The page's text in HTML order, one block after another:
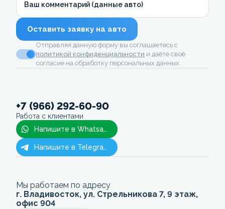
Ваш комментарий (данные авто)
Оставить заявку на авто
Отправляя данную форму вы соглашаетесь с
политикой конфиденциальности и даёте своё
согласие на обработку персональных данных.
+7 (966) 292-60-90
Работа с клиентами
Напишите в Whatsapp
Напишите в Telegram
Мы работаем по адресу
г. Владивосток, ул. Стрельникова 7, 9 этаж,
офис 904